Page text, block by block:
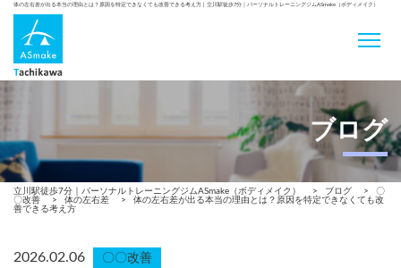
体の左右差が出る本当の理由とは？原因を特定できなくても改善できる考え方 | 立川駅徒歩7分｜パーソナルトレーニングジムASmake（ボディメイク）
ブログ
立川駅徒歩7分｜パーソナルトレーニングジムASmake（ボディメイク） > ブログ >
〇
〇改善
> 体の左右差 >
体の左右差が出る本当の理由とは？原因を特定できなくても改
善できる考え方
2026.02.06 〇〇改善